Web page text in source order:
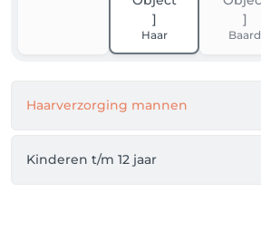
Haar Baard
Haarverzorging mannen
Kinderen t/m 12 jaar